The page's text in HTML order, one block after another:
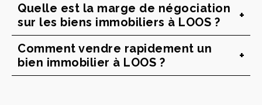
Quelle est la marge de négociation
sur les biens immobiliers à LOOS ?
Comment vendre rapidement un
bien immobilier à LOOS ?